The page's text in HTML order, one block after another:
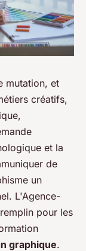
mutation, et
créatifs,
et la
de
un
L'Agence-
pour les
graphique.